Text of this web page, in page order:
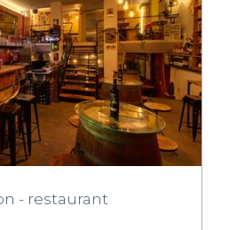
- restaurant